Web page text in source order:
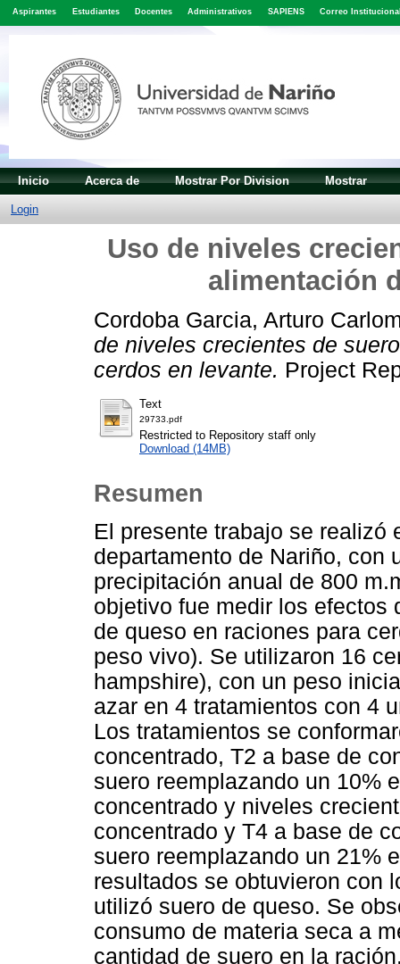
Aspirantes Estudiantes Docentes Administrativos SAPIENS Correo
Inicio Acerca de Mostrar Por Division Mostrar
Login
Uso de niveles
alimentación
Cordoba Garcia, Arturo
de niveles crecientes de
cerdos en levante. Project
Text
29733.pdf
Restricted to Repository staff only
Download (14MB)
Resumen
El presente trabajo se realizó
departamento de Nariño, con
precipitación anual de 800
objetivo fue medir los efectos
de queso en raciones para
peso vivo). Se utilizaron 16
hampshire), con un peso
azar en 4 tratamientos con 4
Los tratamientos se
concentrado, T2 a base de
suero reemplazando un 10%
concentrado y niveles
concentrado y T4 a base de
suero reemplazando un 21%
resultados se obtuvieron con
utilizó suero de queso. Se
consumo de materia seca a
cantidad de suero en la